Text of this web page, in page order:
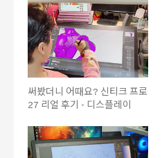
써봤더니 어때요? 신티크 프로
27 리얼 후기 - 디스플레이